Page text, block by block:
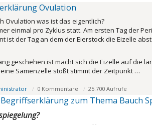
Ovulation
Ovulation was ist das eigentlich?
einmal pro Zyklus statt. Am ersten Tag der
ist der Tag an dem der Eierstock die Eizelle
geschehen ist macht sich die Eizelle auf die
Samenzelle stößt stimmt der Zeitpunkt …
0 Kommentare 25.700 Aufrufe
zum Thema Bauch